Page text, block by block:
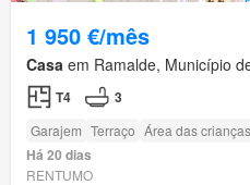
1 950 €/mês
Casa em Ramalde, Município
T4 3
Garajem Terraço Área das crianças
Há 20 dias
RENTUMO